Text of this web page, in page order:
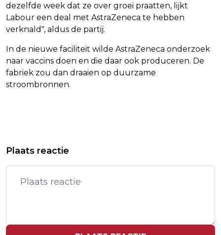
dezelfde week dat ze over groei praatten, lijkt
Labour een deal met AstraZeneca te hebben
verknald", aldus de partij.
In de nieuwe faciliteit wilde AstraZeneca onderzoek
naar vaccins doen en die daar ook produceren. De
fabriek zou dan draaien op duurzame
stroombronnen.
BRIGHTON HEEN
ASTRAZENECA SCHRAPT BRITSE
VACCINFABRIEK NA GEDOE STEUN
OVERHEID
Plaats reactie